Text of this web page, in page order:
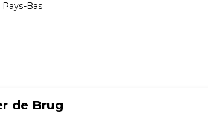
Pays-Bas
de Brug